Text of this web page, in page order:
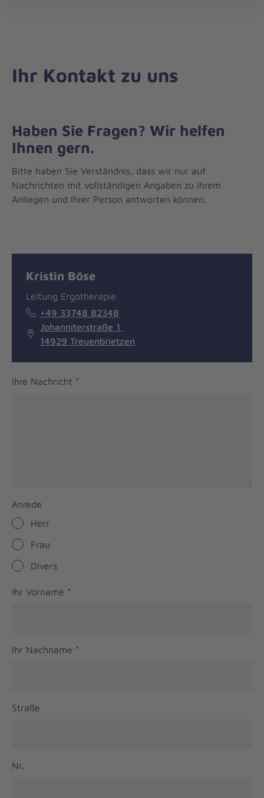
Ihr Kontakt zu uns
Haben Sie Fragen? Wir helfen
Ihnen gern.
Bitte haben Sie Verständnis, dass wir nur auf
Nachrichten mit vollständigen Angaben zu Ihrem
Anliegen und Ihrer Person antworten können.
Kristin Böse
Leitung Ergotherapie
+49 33748 82348
Johanniterstraße 1
14929 Treuenbrietzen
Ihre Nachricht *
Anrede
Herr
Frau
Divers
Ihr Vorname *
Ihr Nachname *
Straße
Nr.